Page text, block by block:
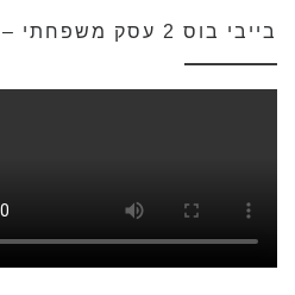
בייבי בוס 2 עסק משפחתי – טריילר רשמי מדובב